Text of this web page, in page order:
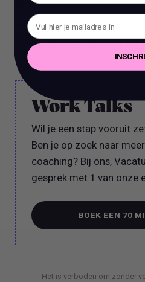
Vragen of meer informatie
Neem dan contact op met
sollicitanten@susa.nl of via
Work Talks
Wil je een stap vooruit
Ben je op zoek naar
coaching? Bij ons,
gesprek met 1 van onze
BOEK EEN 70
BOEK EEN 70
Het is verboden om zonder